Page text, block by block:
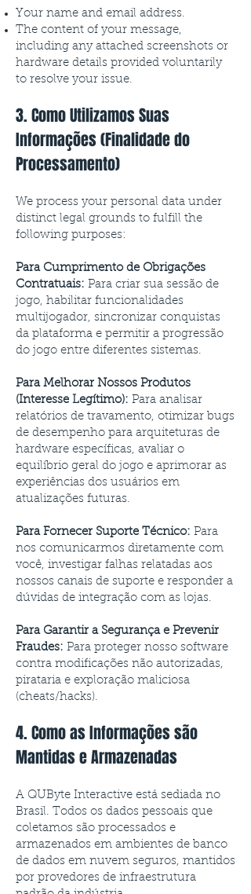
Your name and email address.
The content of your message,
including any attached screenshots or
hardware details provided voluntarily
to resolve your issue.
3. Como Utilizamos Suas
Informações (Finalidade do
Processamento)
We process your personal data under
distinct legal grounds to fulfill the
following purposes:
Para Cumprimento de Obrigações
Contratuais: Para criar sua sessão de
jogo, habilitar funcionalidades
multijogador, sincronizar conquistas
da plataforma e permitir a progressão
do jogo entre diferentes sistemas.
Para Melhorar Nossos Produtos
(Interesse Legítimo): Para analisar
relatórios de travamento, otimizar bugs
de desempenho para arquiteturas de
hardware específicas, avaliar o
equilíbrio geral do jogo e aprimorar as
experiências dos usuários em
atualizações futuras.
Para Fornecer Suporte Técnico: Para
nos comunicarmos diretamente com
você, investigar falhas relatadas aos
nossos canais de suporte e responder a
dúvidas de integração com as lojas.
Para Garantir a Segurança e Prevenir
Fraudes: Para proteger nosso software
contra modificações não autorizadas,
pirataria e exploração maliciosa
(cheats/hacks).
4. Como as Informações são
Mantidas e Armazenadas
A QUByte Interactive está sediada no
Brasil. Todos os dados pessoais que
coletamos são processados e
armazenados em ambientes de banco
de dados em nuvem seguros, mantidos
por provedores de infraestrutura